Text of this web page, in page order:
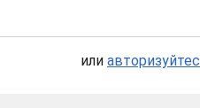
или